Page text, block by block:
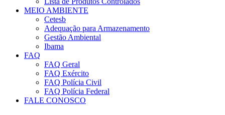
MEIO AMBIENTE
Cetesb
Adequação para Armazenamento
Gestão Ambiental
Ibama
FAQ
FAQ Geral
FAQ Exército
FAQ Polícia Civil
FAQ Polícia Federal
FALE CONOSCO